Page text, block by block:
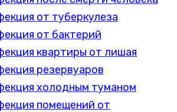
от туберкулеза
от бактерий
квартиры от лишая
резервуаров
холодным туманом
помещений от